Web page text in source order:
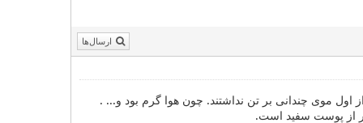
ارسال‌ها
اول موی چندانی بر تن نداشتند. چون هوا گرم بود و... .
از پوست سفید است.